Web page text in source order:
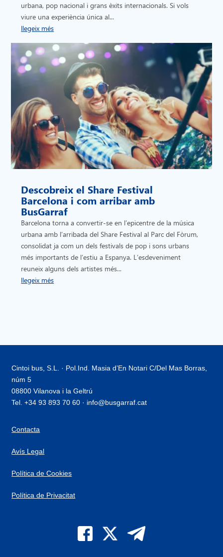
urbana, pop nacional i grans èxits internacionals. Si vols
viure una experiència única al...
llegeix més
Descobreix el Share Festival
Barcelona i com arribar amb
BusGarraf
Barcelona torna a convertir-se en l’epicentre de la música
urbana amb l’arribada del Share Festival al Parc del Fòrum,
consolidat ja com un dels festivals de pop i sons urbans
més importants de l’estiu a Espanya. L’esdeveniment
reuneix alguns dels artistes més...
llegeix més
Cintoi bus, S.L. · Pol.Ind. Masia d’En Notari C/Del Mas Borras,
núm 5
08800 Vilanova i la Geltrú
Tel. +34 93 893 70 60 · info@busgarraf.cat
Contacta
Avís Legal
Política de Cookies
Política de Privacitat